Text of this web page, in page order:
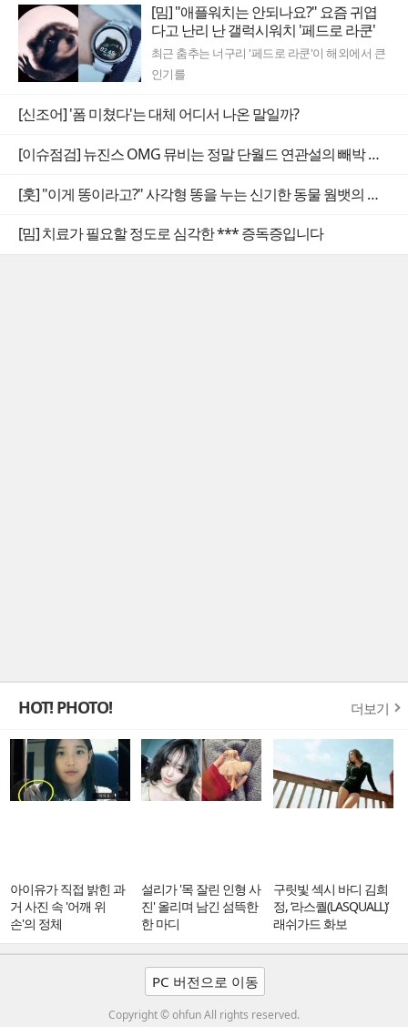
[밈] "애플워치는 안되나요?" 요즘 귀엽
다고 난리 난 갤럭시워치 '페드로 라쿤'
최근 춤추는 너구리 '페드로 라쿤'이 해외에서 큰
인기를
[신조어] '폼 미쳤다'는 대체 어디서 나온 말일까?
[이슈점검] 뉴진스 OMG 뮤비는 정말 단월드 연관설의 빼박 증거일까
[훗] "이게 똥이라고?" 사각형 똥을 누는 신기한 동물 웜뱃의 비밀
[밈] 치료가 필요할 정도로 심각한 *** 증독증입니다
HOT! PHOTO! 더보기
아이유가 직접 밝힌 과
거 사진 속 '어깨 위
손'의 정체
설리가 '목 잘린 인형 사
진' 올리며 남긴 섬뜩한
한 마디
구릿빛 섹시 바디 김희
정, ‘라스퀄(LASQUALL)’
래쉬가드 화보
PC 버전으로 이동
Copyright © ohfun All rights reserved.